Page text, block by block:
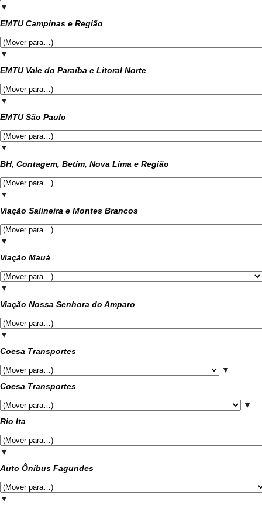
▼
EMTU Campinas e Região
▼
EMTU Vale do Paraíba e Litoral Norte
▼
EMTU São Paulo
▼
BH, Contagem, Betim, Nova Lima e Região
▼
Viação Salineira e Montes Brancos
▼
Viação Mauá
▼
Viação Nossa Senhora do Amparo
▼
Coesa Transportes
▼
Coesa Transportes
▼
Rio Ita
▼
Auto Ônibus Fagundes
▼